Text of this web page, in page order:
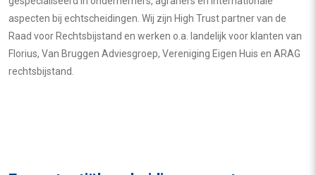
aspecten bij echtscheidingen. Wij zijn High Trust partner van de
Raad voor Rechtsbijstand en werken o.a. landelijk voor klanten van
Florius, Van Bruggen Adviesgroep, Vereniging Eigen Huis en ARAG
rechtsbijstand.